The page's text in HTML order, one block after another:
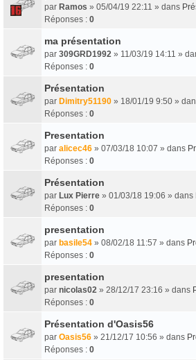
par Ramos » 05/04/19 22:11 » dans
Réponses : 0
ma présentation
par 309GRD1992 » 11/03/19 14:11 »
Réponses : 0
Présentation
par Dimitry51190 » 18/01/19 9:50 »
Réponses : 0
Presentation
par alicec46 » 07/03/18 10:07 » dans
Réponses : 0
Présentation
par Lux Pierre » 01/03/18 19:06 » dans
Réponses : 0
presentation
par basile54 » 08/02/18 11:57 » dans
Réponses : 0
presentation
par nicolas02 » 28/12/17 23:16 » dans
Réponses : 0
Présentation d'Oasis56
par Oasis56 » 21/12/17 10:56 » dans
Réponses : 0